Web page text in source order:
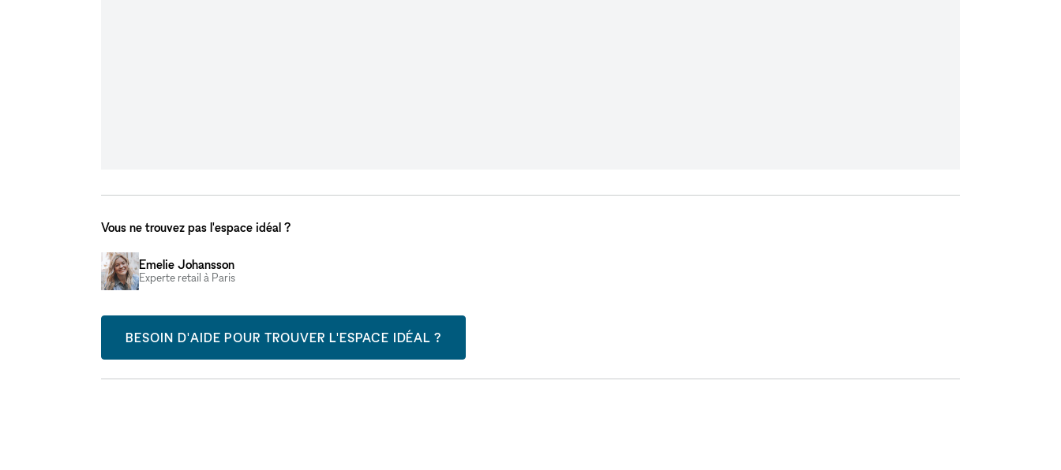
Vous ne trouvez pas l'espace idéal ?
Emelie Johansson
Experte retail à Paris
BESOIN D'AIDE POUR TROUVER L'ESPACE IDÉAL ?